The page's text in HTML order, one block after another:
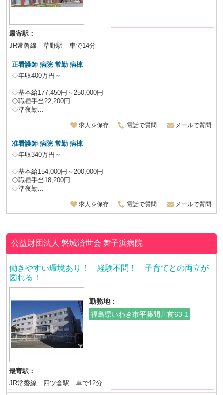
最寄駅：
JR常磐線 草野駅 車で14分
正看護師 病院 常勤 病棟
◇年収400万円～
◇基本給177,450円～250,000円
◇職種手当22,200円
◇準夜勤...
求人を保存 電話で質問 メールで質問
准看護師 病院 常勤 病棟
◇年収340万円～
◇基本給154,000円～200,000円
◇職種手当18,200円
◇準夜勤...
求人を保存 電話で質問 メールで質問
公益財団法人 磐城済世会舞子浜病院
働きやすい環境あり！ 経験不問！ 子育てとの両立が
図れる！
勤務地：
福島県いわき市平藤間川前63-1
最寄駅：
JR常磐線 四ツ倉駅 車で12分